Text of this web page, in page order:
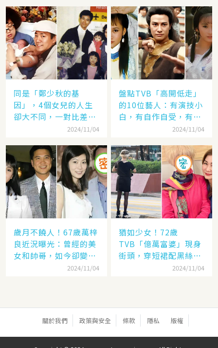
同是「鄭少秋的基
因」，4個女兒的人生
卻大不同，一對比差距
2024/11/04
盤點TVB「高開低走」
的10位藝人：有演技小
白，有自作自受，有遭
封殺，一手好牌打稀爛
2024/11/04
歲月不饒人！67歲萬梓
良近況曝光：曾經的美
女和帥哥，如今卻變成
了「美女和老爹」2024/11/04
猶如少女！72歲
TVB「億萬富婆」現身
街頭，穿短裙配黑絲太
撩人，網：看「背影」
2024/11/04
關於我們 政策與安全 條款 隱私 版權